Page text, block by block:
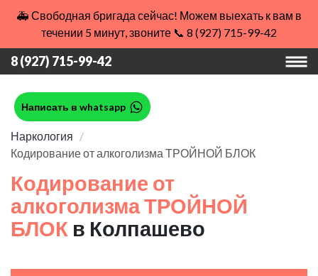
🚑 Свободная бригада сейчас! Можем выехать к вам в
течении 5 минут, звоните 📞 8 (927) 715-99-42
8 (927) 715-99-42
Написать в whatsapp
Наркология
Кодирование от алкоголизма ТРОЙНОЙ БЛОК
Кодирование от
алкоголизма ТРОЙНОЙ
БЛОК в Колпашево